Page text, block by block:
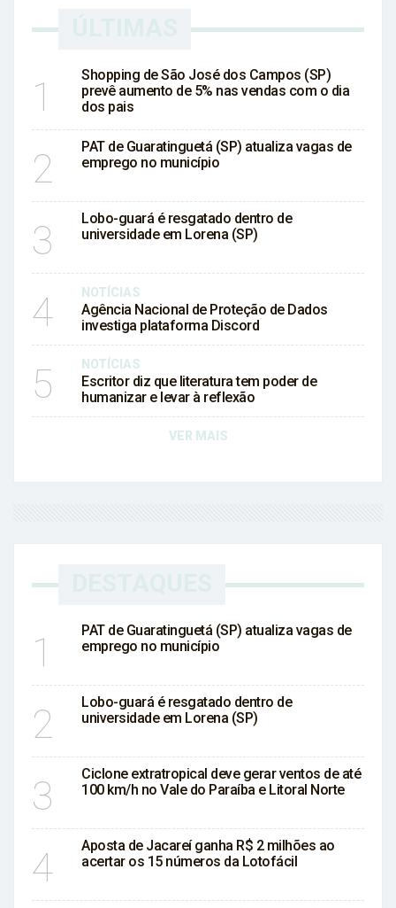
1
Shopping de São José dos Campos (SP)
prevê aumento de 5% nas vendas com o dia
dos pais
2
PAT de Guaratinguetá (SP) atualiza vagas de
emprego no município
3
Lobo-guará é resgatado dentro de
universidade em Lorena (SP)
4 NOTÍCIAS
Agência Nacional de Proteção de Dados
investiga plataforma Discord
5 NOTÍCIAS
Escritor diz que literatura tem poder de
humanizar e levar à reflexão
VER MAIS
1
PAT de Guaratinguetá (SP) atualiza vagas de
emprego no município
2
Lobo-guará é resgatado dentro de
universidade em Lorena (SP)
3
Ciclone extratropical deve gerar ventos de até
100 km/h no Vale do Paraíba e Litoral Norte
4
Aposta de Jacareí ganha R$ 2 milhões ao
acertar os 15 números da Lotofácil